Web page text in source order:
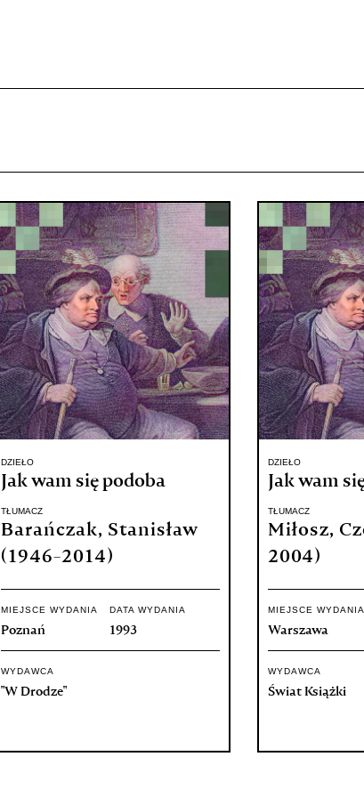
DZIEŁO
Jak wam się podoba
TŁUMACZ
Barańczak, Stanisław
(1946-2014)
MIEJSCE WYDANIA
Poznań
DATA WYDANIA
1993
WYDAWCA
"W Drodze"
DZIEŁO
Jak wam
TŁUMACZ
Miłosz,
2004)
MIEJSCE WYDANIA
Warszawa
WYDAWCA
Świat Książki